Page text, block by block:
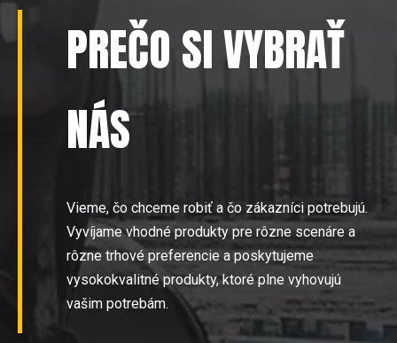
PREČO SI VYBRAŤ
NÁS
Vieme, čo chceme robiť a čo zákazníci potrebujú.
Vyvíjame vhodné produkty pre rôzne scenáre a
rôzne trhové preferencie a poskytujeme
vysokokvalitné produkty, ktoré plne vyhovujú
vašim potrebám.